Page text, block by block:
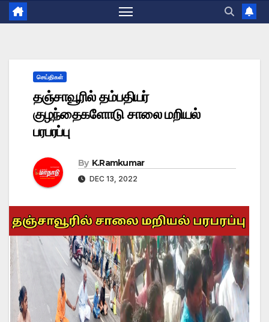
செய்திகள்
தஞ்சாவூரில் தம்பதியர்
குழந்தைகளோடு சாலை மறியல்
பரபரப்பு
By K.Ramkumar
DEC 13, 2022